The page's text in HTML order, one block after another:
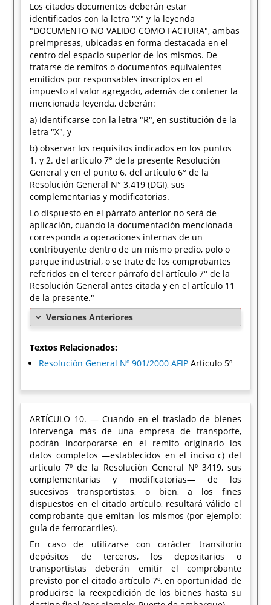
Los citados documentos deberán estar
identificados con la letra "X" y la leyenda
"DOCUMENTO NO VALIDO COMO FACTURA", ambas
preimpresas, ubicadas en forma destacada en el
centro del espacio superior de los mismos. De
tratarse de remitos o documentos equivalentes
emitidos por responsables inscriptos en el
impuesto al valor agregado, además de contener la
mencionada leyenda, deberán:
a) Identificarse con la letra "R", en sustitución de la
letra "X", y
b) observar los requisitos indicados en los puntos
1. y 2. del artículo 7° de la presente Resolución
General y en el punto 6. del artículo 6° de la
Resolución General N° 3.419 (DGI), sus
complementarias y modificatorias.
Lo dispuesto en el párrafo anterior no será de
aplicación, cuando la documentación mencionada
corresponda a operaciones internas de un
contribuyente dentro de un mismo predio, polo o
parque industrial, o se trate de los comprobantes
referidos en el tercer párrafo del artículo 7° de la
Resolución General antes citada y en el artículo 11
de la presente."
Versiones Anteriores
Textos Relacionados:
Resolución General Nº 901/2000 AFIP Artículo 5º
ARTÍCULO 10. — Cuando en el traslado de bienes
intervenga más de una empresa de transporte,
podrán incorporarse en el remito originario los
datos completos —establecidos en el inciso c) del
artículo 7º de la Resolución General Nº 3419, sus
complementarias y modificatorias— de los
sucesivos transportistas, o bien, a los fines
dispuestos en el citado artículo, resultará válido el
comprobante que emitan los mismos (por ejemplo:
guía de ferrocarriles).
En caso de utilizarse con carácter transitorio
depósitos de terceros, los depositarios o
transportistas deberán emitir el comprobante
previsto por el citado artículo 7º, en oportunidad de
producirse la reexpedición de los bienes hasta su